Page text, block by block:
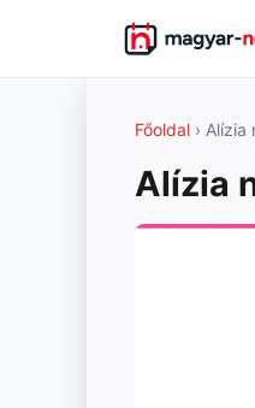
Főoldal › Alízia
Alízia